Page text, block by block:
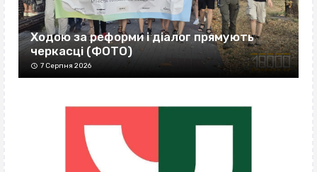
Ходою за реформи і діалог прямують
черкасці (ФОТО)
7 Серпня 2026